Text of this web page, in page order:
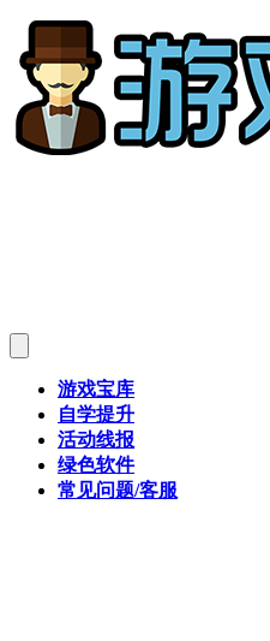
游戏宝库
自学提升
活动线报
绿色软件
常见问题/客服